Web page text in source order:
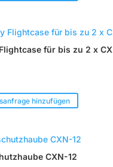
für bis zu 2 x
hinzufügen
CXN-12